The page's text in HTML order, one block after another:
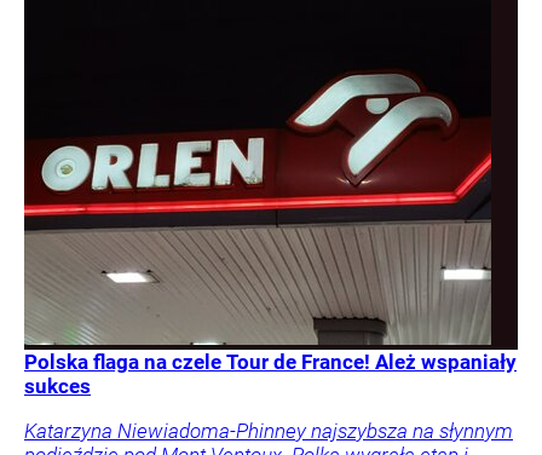
Polska flaga na czele Tour de France! Ależ wspaniały
sukces
Katarzyna Niewiadoma-Phinney najszybsza na słynnym